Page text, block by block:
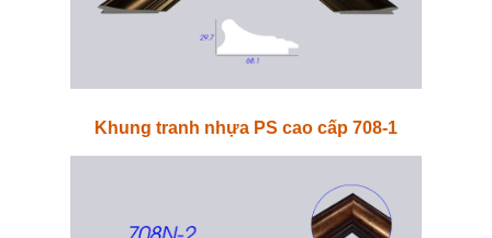
Khung tranh nhựa PS cao cấp 708-1